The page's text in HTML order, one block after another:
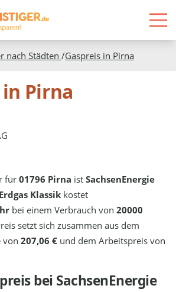
nach Städten /Gaspreis in Pirna
Pirna
für01796 Pirna istSachsenEnergie
Erdgas Klassik kostet
bei einem Verbrauch von20000
setzt sich zusammen aus dem
von207,06 € und dem Arbeitspreis von
bei SachsenEnergie